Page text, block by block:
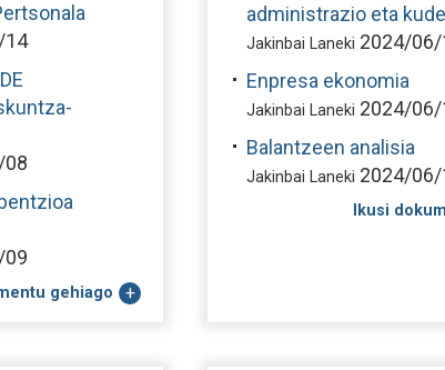
14
gehiago
administrazio eta
Jakinbai Laneki 2024/06/
Enpresa ekonomia
Jakinbai Laneki 2024/06/
Balantzeen analisia
Jakinbai Laneki 2024/06/
Ikusi